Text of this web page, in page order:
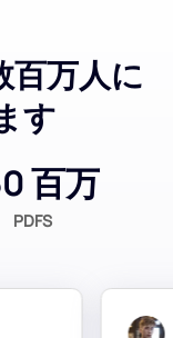
百万人に
す
百万
PDFS